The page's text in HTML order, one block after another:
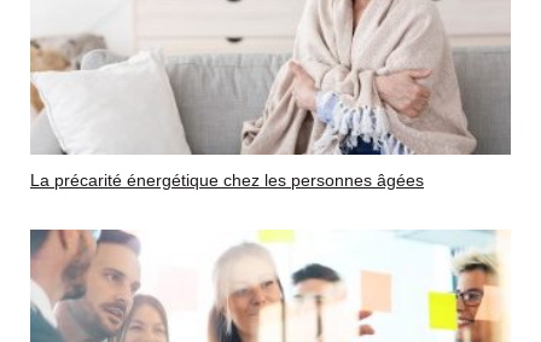
La précarité énergétique chez les personnes âgées